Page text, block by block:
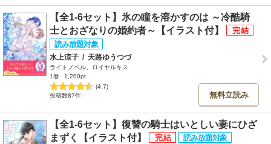
【全1-6セット】氷の瞳を溶かすのは ～冷酷騎
士とおざなりの婚約者～【イラスト付】
水上涼子 / 天路ゆうつづ
ライトノベル、ロイヤルキス
1巻
1,200pt
(4.7)
投稿数87件
無料立読み
【全1-6セット】復讐の騎士はいとしい妻にひざ
まずく【イラスト付】